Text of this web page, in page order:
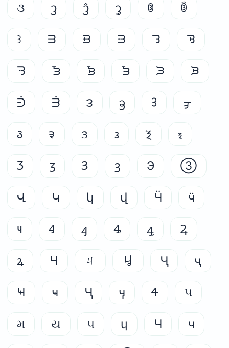
૩ ᦡ ᦤ ᧆ ꋂ ꋁ
꒱ ᗱ ᗲ ᗳ ᘊ ᘋ
ᘌ ᘼ ᘽ ᘾ ᙐ ᙑ
ᣦ ᣮ ౩ ᦃ ᢃ ᢖ
꣓ ᱃ ᤋ ᭠ Ⲝ ⲝ
Ⳅ ⳅ Ⳍ ⳍ Э ③
Վ Կ կ վ Ӵ ӵ
౺ Ꜭ ꜭ Ꜯ ꜯ Ꝝ
ꝝ Ɥ ㄐ ㆢ Ҷ ҷ
Ҹ ҹ Ӌ ӌ Ꮞ પ
મ ય ૫ ɥ Ч ч